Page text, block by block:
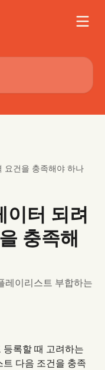
요건을 충족해야 하나
이터 되려
충족해
레이리스트 부합하는
록할 때 고려하는
다음 조건을 충족